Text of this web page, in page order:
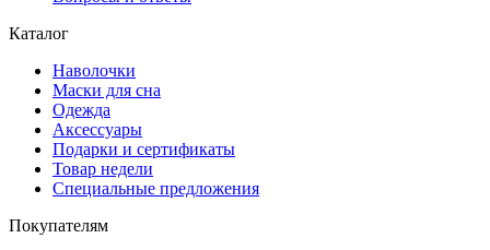
Каталог
Наволочки
Маски для сна
Одежда
Аксессуары
Подарки и сертификаты
Товар недели
Специальные предложения
Покупателям